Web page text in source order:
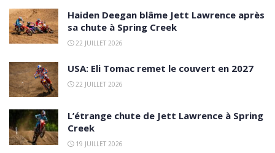
Haiden Deegan blâme Jett Lawrence après
sa chute à Spring Creek
22 JUILLET 2026
USA: Eli Tomac remet le couvert en 2027
22 JUILLET 2026
L’étrange chute de Jett Lawrence à Spring
Creek
19 JUILLET 2026